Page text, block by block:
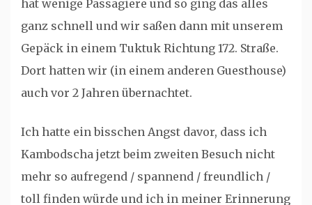
hat wenige Passagiere und so ging das alles
ganz schnell und wir saßen dann mit unserem
Gepäck in einem Tuktuk Richtung 172. Straße.
Dort hatten wir (in einem anderen Guesthouse)
auch vor 2 Jahren übernachtet.
Ich hatte ein bisschen Angst davor, dass ich
Kambodscha jetzt beim zweiten Besuch nicht
mehr so aufregend / spannend / freundlich /
toll finden würde und ich in meiner Erinnerung